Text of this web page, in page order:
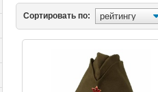
Сортировать по: